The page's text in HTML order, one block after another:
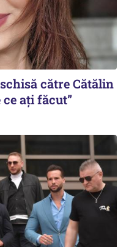
către Cătălin
ați făcut”